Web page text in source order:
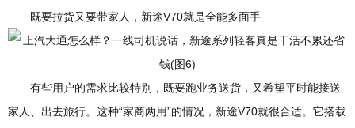
既要拉货又要带家人，新途V70就是全能多面手
有些用户的需求比较特别，既要跑业务送货，又希望平时能接送
家人、出去旅行。这种“家商两用”的情况，新途V70就很合适。它搭载